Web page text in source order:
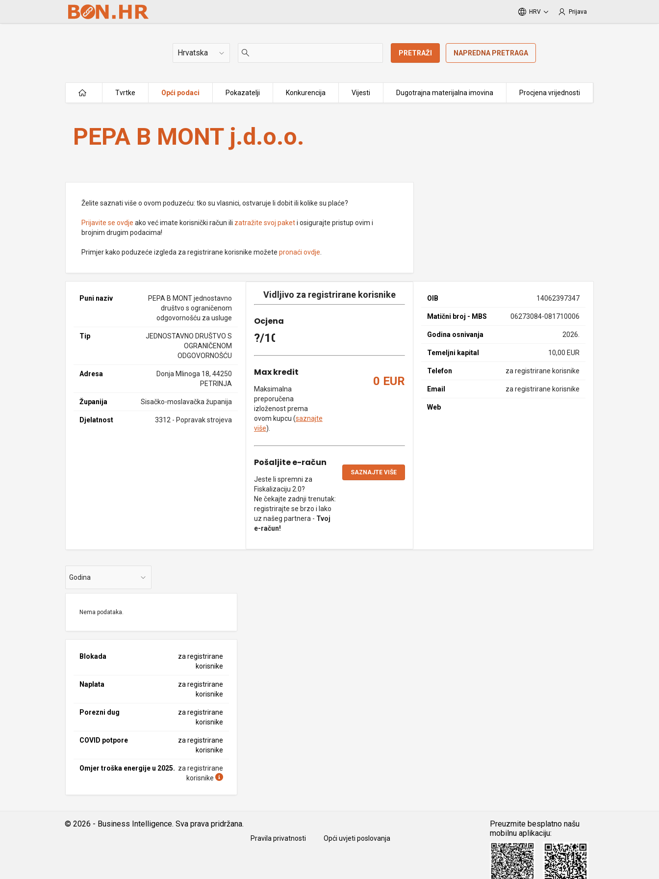
Skip to Main Content
HRV Prijava
Država PRETRAŽI NAPREDNA PRETRAGA
Tvrtke Opći podaci Pokazatelji Konkurencija Vijesti Dugotrajna materijalna imovina Procjena vrijednosti
PEPA B MONT j.d.o.o.
PEPA B MONT j.d.o.o.
Želite saznati više o ovom poduzeću: tko su vlasnici, ostvaruje li dobit ili kolike su plaće?
Prijavite se ovdje ako već imate korisnički račun ili zatražite svoj paketi osigurajte pristup ovim i
brojnim drugim podacima!
Primjer kako poduzeće izgleda za registrirane korisnike možetepronaći ovdje
Puni naziv
PEPA B MONT jednostavno
društvo s ograničenom
odgovornošću za usluge
Tip
JEDNOSTAVNO DRUŠTVO S
OGRANIČENOM
ODGOVORNOŠĆU
Adresa
Donja Mlinoga 18, 44250
PETRINJA
Županija Sisačko-moslavačka županija
Djelatnost 3312 - Popravak strojeva
Vidljivo za registrirane korisnike
Ocjena
?/10
Max kredit
Maksimalna
preporučena
izloženost prema
ovom kupcu (saznajte
više).
0 EUR
Pošaljite e-račun
Jeste li spremni za
Fiskalizaciju 2.0?
Ne čekajte zadnji trenutak:
registrirajte se brzo i lako
uz našeg partnera - Tvoj
e-račun!
SAZNAJTE VIŠE
OIB 14062397347
Matični broj - MBS 06273084-081710006
Godina osnivanja 2026.
Temeljni kapital 10,00 EUR
Telefon za registrirane korisnike
Email za registrirane korisnike
Web
Godina
Nema podataka.
Blokada
za registrirane
korisnike
Naplata
za registrirane
korisnike
Porezni dug
za registrirane
korisnike
COVID potpore
za registrirane
korisnike
Omjer troška energije u 2025. za registrirane
korisnike
© 2026 - Business Intelligence. Sva prava pridržana.
Pravila privatnosti Opći uvjeti poslovanja
Preuzmite besplatno našu
mobilnu aplikaciju:
Android iOS